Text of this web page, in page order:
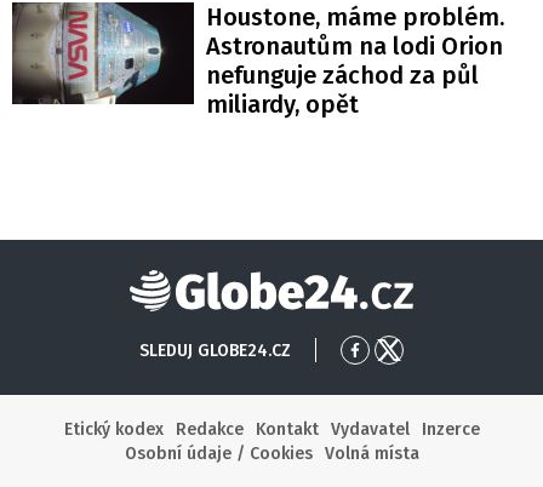
Houstone, máme problém.
Astronautům na lodi Orion
nefunguje záchod za půl
miliardy, opět
Globe24
SLEDUJ GLOBE24.CZ
Přejít
Facebook
Přejít
X
Etický kodex
Redakce Kontakt Vydavatel
Inzerce
Osobní údaje / Cookies
Volná místa